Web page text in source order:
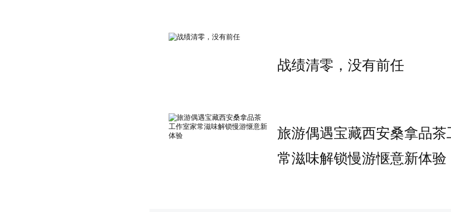
婚礼上要美翻天，不是一蹴而就的事，更不
的想着靠神奇的化妆术来拯救。
人耐力的事情。
战绩清零，没有前任
旅游偶遇宝藏西安桑拿品茶
常滋味解锁慢游惬意新体验